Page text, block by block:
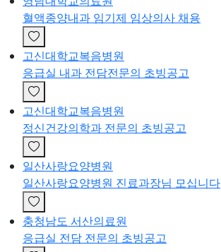
혈액종양내과 임기제 임상의사 채용
고신대학교복음병원
응급실 내과 전담전문의 초빙공고
고신대학교복음병원
정신건강의학과 전문의 초빙공고
일산사랑요양병원
일산사랑요양병원 진료과장님 모십니다
충청남도 서산의료원
응급실 전담 전문의 초빙공고